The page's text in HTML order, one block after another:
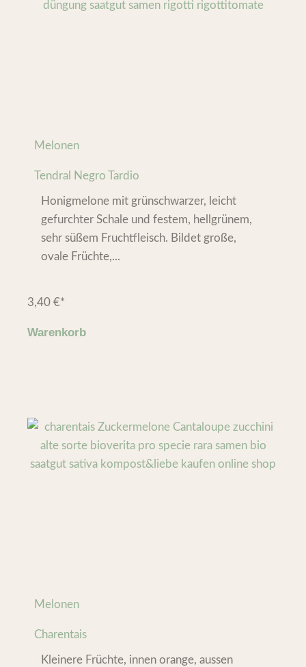
Melonen
Tendral Negro Tardio
Honigmelone mit grünschwarzer, leicht
gefurchter Schale und festem, hellgrünem,
sehr süßem Fruchtfleisch. Bildet große,
ovale Früchte,...
3,40 €*
Warenkorb
Melonen
Charentais
Kleinere Früchte, innen orange, aussen